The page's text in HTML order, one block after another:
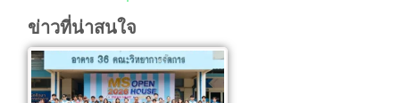
ข่าวที่น่าสนใจ